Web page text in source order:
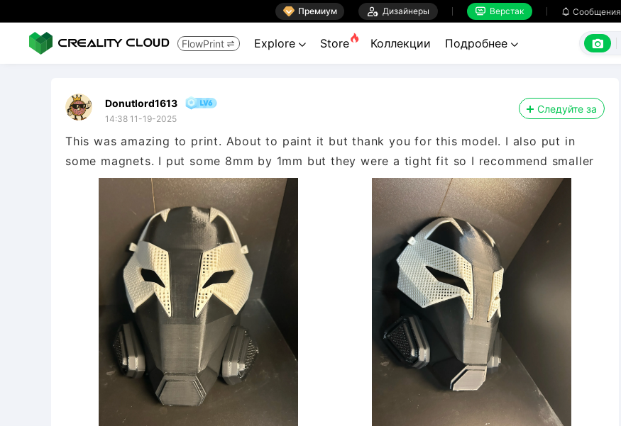
 Премиум  Дизайнеры  Верстак  Сообщения
FlowPrint  Explore  Store Коллекции Подробнее  
Donutlord1613
14:38 11-19-2025
Следуйте за
This was amazing to print. About to paint it but thank you for this model. I also put in
some magnets. I put some 8mm by 1mm but they were a tight fit so I recommend smaller